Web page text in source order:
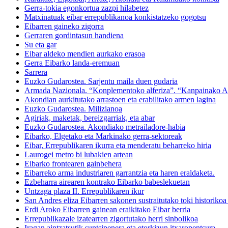
Gerra-tokia egonkortua zazpi hilabetez
Matxinatuak eibar errepublikanoa konkistatzeko gogotsu
Eibarren gaineko zigorra
Gerraren gordintasun handiena
Su eta gar
Eibar aldeko mendien aurkako erasoa
Gerra Eibarko landa-eremuan
Sarrera
Euzko Gudarostea. Sarjentu maila duen gudaria
Armada Nazionala. “Konplementoko alferiza”. “Kanpainako
Akondian aurkitutako arrastoen eta erabilitako armen lagina
Euzko Gudarostea. Milizianoa
Agiriak, maketak, bereizgarriak, eta abar
Euzko Gudarostea. Akondiako metrailadore-habia
Eibarko, Elgetako eta Markinako gerra-sektoreak
Eibar, Errepublikaren ikurra eta menderatu beharreko hiria
Laurogei metro bi lubakien artean
Eibarko frontearen gainbehera
Eibarreko arma industriaren garrantzia eta haren eraldaketa.
Ezbeharra airearen kontrako Eibarko babeslekuetan
Untzaga plaza II. Errepublikaren ikur
San Andres eliza Eibarren sakonen sustraitutako toki historikoa
Erdi Aroko Eibarren gainean eraikitako Eibar berria
Errepublikazale izatearren zigortutako herri sinbolikoa